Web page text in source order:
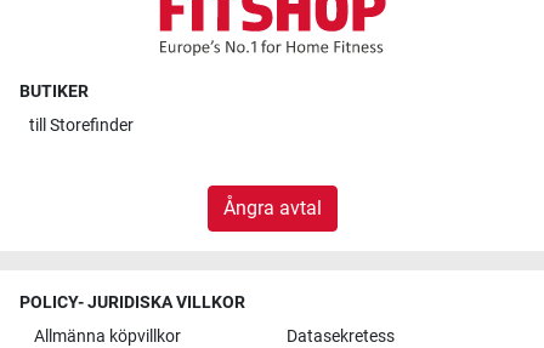
BUTIKER
till Storefinder
Ångra avtal
POLICY- JURIDISKA VILLKOR
Allmänna köpvillkor
Datasekretess